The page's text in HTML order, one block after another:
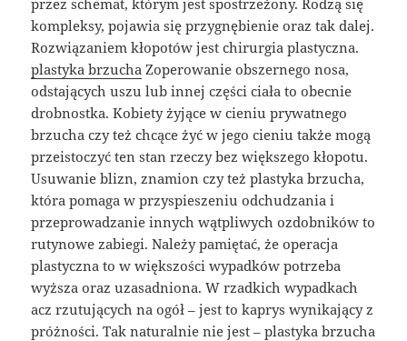
kompleksy, pojawia się przygnębienie oraz tak dalej.
Rozwiązaniem kłopotów jest chirurgia plastyczna.
plastyka brzucha Zoperowanie obszernego nosa,
odstających uszu lub innej części ciała to obecnie
drobnostka. Kobiety żyjące w cieniu prywatnego
brzucha czy też chcące żyć w jego cieniu także mogą
przeistoczyć ten stan rzeczy bez większego kłopotu.
Usuwanie blizn, znamion czy też plastyka brzucha,
która pomaga w przyspieszeniu odchudzania i
przeprowadzanie innych wątpliwych ozdobników to
rutynowe zabiegi. Należy pamiętać, że operacja
plastyczna to w większości wypadków potrzeba
wyższa oraz uzasadniona. W rzadkich wypadkach
acz rzutujących na ogół – jest to kaprys wynikający z
próżności. Tak naturalnie nie jest – plastyka brzucha